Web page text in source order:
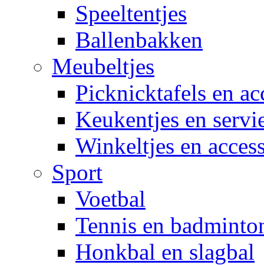
Speeltentjes
Ballenbakken
Meubeltjes
Picknicktafels en
Keukentjes en
Winkeltjes en
Sport
Voetbal
Tennis en
Honkbal en slagbal